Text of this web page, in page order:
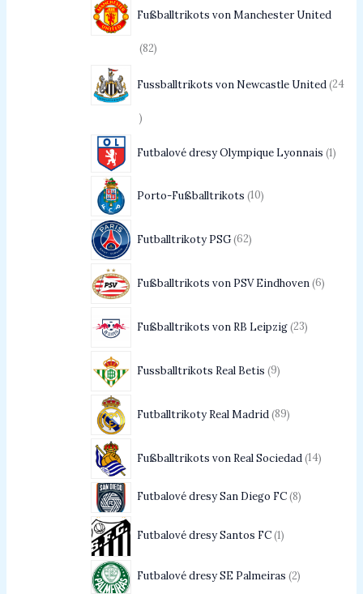
Fußballtrikots von Manchester United
82
Fussballtrikots von Newcastle United 24
Futbalové dresy Olympique Lyonnais 1
Porto-Fußballtrikots 10
Futballtrikoty PSG 62
Fußballtrikots von PSV Eindhoven 6
Fußballtrikots von RB Leipzig 23
Fussballtrikots Real Betis 9
Futballtrikoty Real Madrid 89
Fußballtrikots von Real Sociedad 14
Futbalové dresy San Diego FC 8
Futbalové dresy Santos FC 1
Futbalové dresy SE Palmeiras 2